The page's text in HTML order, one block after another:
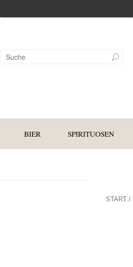
BIER SPIRITUOSEN
START /